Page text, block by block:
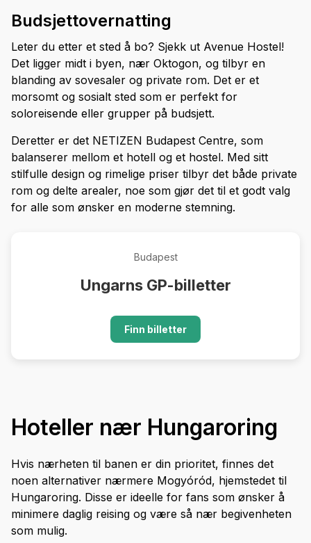
Budsjettovernatting
Leter du etter et sted å bo? Sjekk ut Avenue Hostel!
Det ligger midt i byen, nær Oktogon, og tilbyr en
blanding av sovesaler og private rom. Det er et
morsomt og sosialt sted som er perfekt for
soloreisende eller grupper på budsjett.
Deretter er det NETIZEN Budapest Centre, som
balanserer mellom et hotell og et hostel. Med sitt
stilfulle design og rimelige priser tilbyr det både private
rom og delte arealer, noe som gjør det til et godt valg
for alle som ønsker en moderne stemning.
Budapest
Ungarns GP-billetter
Finn billetter
Hoteller nær Hungaroring
Hvis nærheten til banen er din prioritet, finnes det
noen alternativer nærmere Mogyóród, hjemstedet til
Hungaroring. Disse er ideelle for fans som ønsker å
minimere daglig reising og være så nær begivenheten
som mulig.